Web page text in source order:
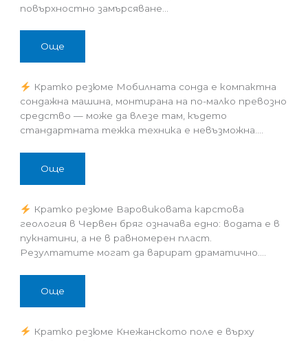
повърхностно замърсяване…
Още
Кратко резюме Мобилната сонда е компактна
сондажна машина, монтирана на по-малко превозно
средство — може да влезе там, където
стандартната тежка техника е невъзможна.…
Още
Кратко резюме Варовиковата карстова
геология в Червен бряг означава едно: водата е в
пукнатини, а не в равномерен пласт.
Резултатите могат да варират драматично.…
Още
Кратко резюме Кнежанското поле е върху